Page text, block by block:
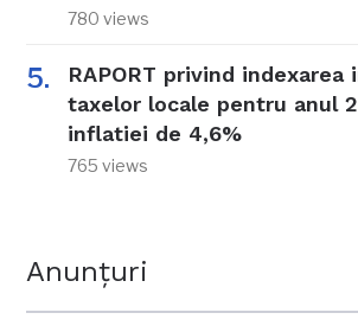
780 views
RAPORT privind
taxelor locale pentru anul
inflatiei de 4,6%
765 views
Anunțuri